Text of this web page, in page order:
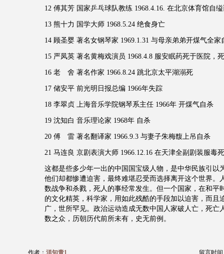
12 傅其芳 国家乒乓球队教练 1968.4.16. 在北京体育馆自
13 熊十力 国学大师 1968.5.24 绝食身亡
14 顾圣婴 著名女钢琴家 1969.1.31 与母亲弟弟开煤气全家
15 严凤英 著名黄梅戏演员 1968.4.8 服安眠药死于医院，
16 老 舍 著名作家 1966.8.24 跳北京太平湖溺死
17 储安平 前光明日报总编 1966年失踪
18 李翠贞 上海音乐学院钢琴系主任 1966年 开煤气自杀
19 沈知白 音乐理论家 1968年 自杀
20 傅 雷 著名翻译家 1966.9.3 与妻子朱梅馥上吊自杀
21 马连良 京剧表演大师 1966.12.16 在天津全副剧装服毒死
这都是些多少年一出的中国国宝级人物，是中华民族引以
他们却都惨遭迫害，最终难堪忍受而选择离开这个世界。
数战争和杀戮，死人的事经常发生。但一个国家，在和平
的文化精英，科学家，用如此残酷的手段加以迫害，而且
广，世所罕见。政治运动造成无数中国人家破人亡，死亡
数之众，历朝历代前所未有，史无前例。
作者： 洋知青1 留言时间